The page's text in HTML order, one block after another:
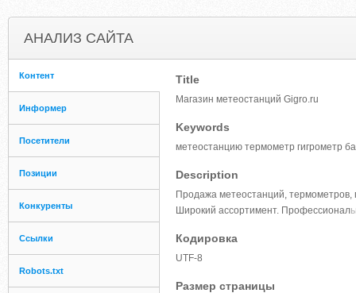
АНАЛИЗ САЙТА
Контент
Информер
Посетители
Позиции
Конкуренты
Ссылки
Robots.txt
Title
Магазин метеостанций Gigro.ru
Keywords
метеостанцию термометр гигрометр
Description
Продажа метеостанций, термометров,
Широкий ассортимент. Профессионал
Кодировка
UTF-8
Размер страницы